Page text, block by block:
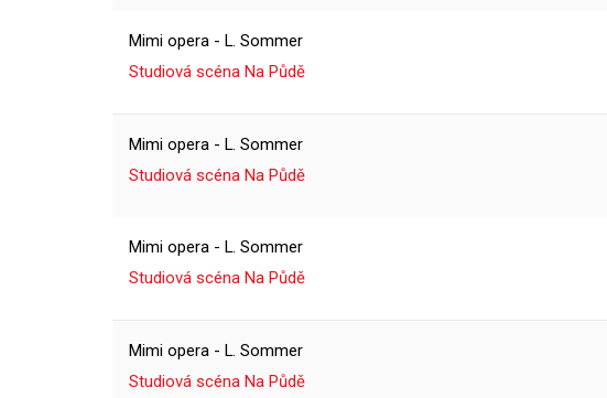
Mimi opera - L. Sommer
Studiová scéna Na Půdě
Mimi opera - L. Sommer
Studiová scéna Na Půdě
Mimi opera - L. Sommer
Studiová scéna Na Půdě
Mimi opera - L. Sommer
Studiová scéna Na Půdě